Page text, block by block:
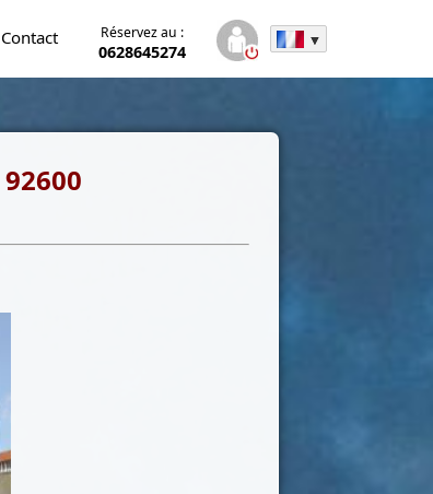
Contact Réservez au :
0628645274
92600